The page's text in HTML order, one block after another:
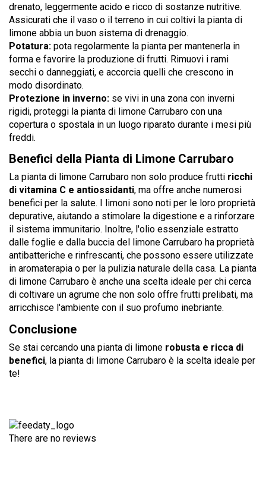
drenato, leggermente acido e ricco di sostanze nutritive.
Assicurati che il vaso o il terreno in cui coltivi la pianta di
limone abbia un buon sistema di drenaggio.
Potatura: pota regolarmente la pianta per mantenerla in
forma e favorire la produzione di frutti. Rimuovi i rami
secchi o danneggiati, e accorcia quelli che crescono in
modo disordinato.
Protezione in inverno: se vivi in una zona con inverni
rigidi, proteggi la pianta di limone Carrubaro con una
copertura o spostala in un luogo riparato durante i mesi più
freddi.
Benefici della Pianta di Limone Carrubaro
La pianta di limone Carrubaro non solo produce frutti ricchi
di vitamina C e antiossidanti, ma offre anche numerosi
benefici per la salute. I limoni sono noti per le loro proprietà
depurative, aiutando a stimolare la digestione e a rinforzare
il sistema immunitario. Inoltre, l'olio essenziale estratto
dalle foglie e dalla buccia del limone Carrubaro ha proprietà
antibatteriche e rinfrescanti, che possono essere utilizzate
in aromaterapia o per la pulizia naturale della casa. La pianta
di limone Carrubaro è anche una scelta ideale per chi cerca
di coltivare un agrume che non solo offre frutti prelibati, ma
arricchisce l'ambiente con il suo profumo inebriante.
Conclusione
Se stai cercando una pianta di limone robusta e ricca di
benefici, la pianta di limone Carrubaro è la scelta ideale per
te!
There are no reviews